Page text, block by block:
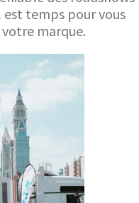
temps pour vous
marque.